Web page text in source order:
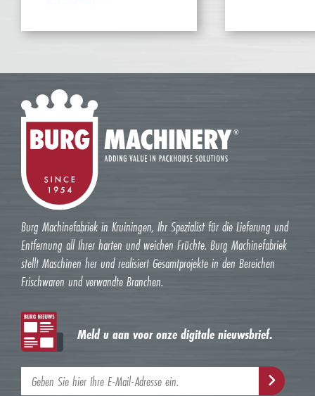
Burg Machinefabriek in Kruiningen, Ihr Spezialist für die Lieferung und
Entfernung all Ihrer harten und weichen Früchte. Burg Machinefabriek
stellt Maschinen her und realisiert Gesamtprojekte in den Bereichen
Frischwaren und verwandte Branchen.
Meld u aan voor onze digitale nieuwsbrief.